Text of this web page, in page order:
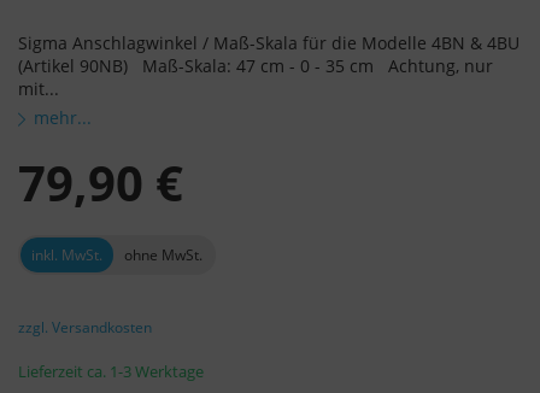
Sigma Anschlagwinkel / Maß-Skala für die Modelle 4BN & 4BU
(Artikel 90NB) Maß-Skala: 47 cm - 0 - 35 cm Achtung, nur
mit...
mehr...
79,90 €
inkl. MwSt. ohne MwSt.
zzgl. Versandkosten
Lieferzeit ca. 1-3 Werktage